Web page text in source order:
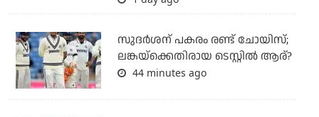
സുദര്‍ശന് പകരം രണ്ട് ചോയിസ്;
ലങ്കയ്‌ക്കെതിരായ ടെസ്റ്റില്‍ ആര്?
44 minutes ago